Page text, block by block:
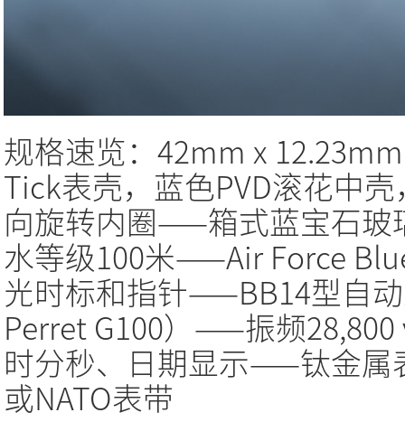
规格速览：42mm x
Tick表壳，蓝色PVD滚花中
向旋转内圈——箱式蓝宝石
水等级100米——Air Force
光时标和指针——BB14型自
Perret G100）——振频
时分秒、日期显示——钛金属
或NATO表带